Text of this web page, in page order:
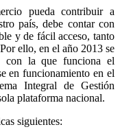
pueda contribuir a
país, debe contar con
y de fácil acceso, tanto
ello, en el año 2013 se
con la que funciona el
en funcionamiento en el
Integral de Gestión
plataforma nacional.
siguientes: